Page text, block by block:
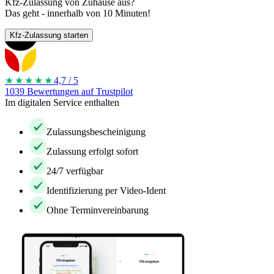
Das geht - innerhalb von 10 Minuten!
Kfz-Zulassung starten
★★★★ ★4,7 / 5
1039 Bewertungen auf Trustpilot
Im digitalen Service enthalten
Zulassungsbescheinigung
Zulassung erfolgt sofort
24/7 verfügbar
Identifizierung per Video-Ident
Ohne Terminvereinbarung